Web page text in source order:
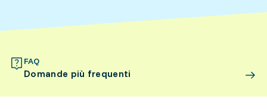
FAQ
Domande più frequenti